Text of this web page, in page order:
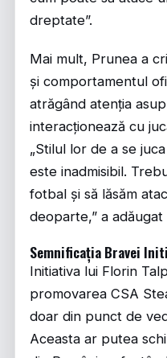
dreptate”.
Mai mult, Prunea a
și comportamentul
atrăgând atenția
interacționează cu
„Stilul lor de a se
este inadmisibil.
fotbal și să lăsăm
deoparte,” a adăugat
Semnificația Bravei
Initiativa lui Florin
promovarea CSA
doar din punct de
Aceasta ar putea